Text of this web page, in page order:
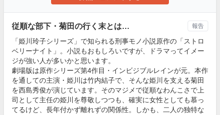
従順な部下・菊田の行く末とは…
「姫川玲子シリーズ」で知られる刑事モノ小説原作の「ストロ
ベリーナイト」。小説もおもしろいですが、ドラマってイメー
ジが強い人が多いかと思います。
劇場版は原作シリーズ第4作目・インビジブルレインが元。本作
を通しての主演・姫川は竹内結子で、そんな姫川を支える菊田
を西島秀俊が演じています。そのマジメで従順なわんこさで上
司として主任の姫川を尊敬しつつも、確実に女性としても慕っ
てるけど、長年付かず離れずの関係性。しかも、二人の独特な
報告